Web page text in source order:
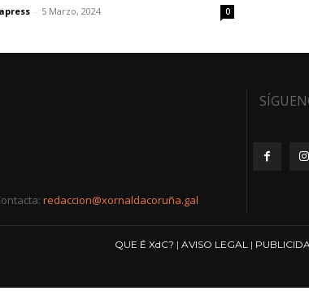
- 5 Marzo, 2024 0
redaccion@xornaldacoruña.gal
QUE É XdC? | AVISO LEGAL |